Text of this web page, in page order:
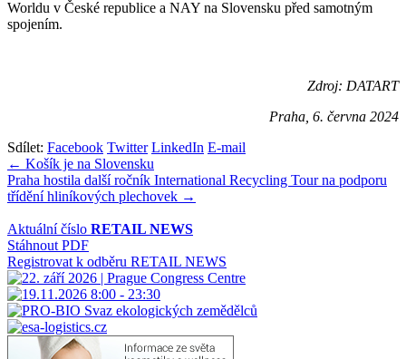
Worldu v České republice a NAY na Slovensku před samotným
spojením.
Zdroj: DATART
Praha, 6. června 2024
Sdílet: Facebook Twitter LinkedIn E-mail
Navigace
pro
← Košík je na Slovensku
Praha hostila další ročník International Recycling Tour na podporu
třídění hliníkových plechovek →
Aktuální číslo RETAIL NEWS
Stáhnout PDF
Registrovat k odběru RETAIL NEWS